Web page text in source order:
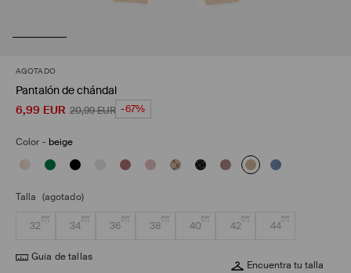
AGOTADO
Pantalón de chándal
6,99 EUR 20,99EUR -67%
Color - beige
Talla (agotado)
32 34 36 38 40 42 44
Guía de tallas
Encuentra tu talla